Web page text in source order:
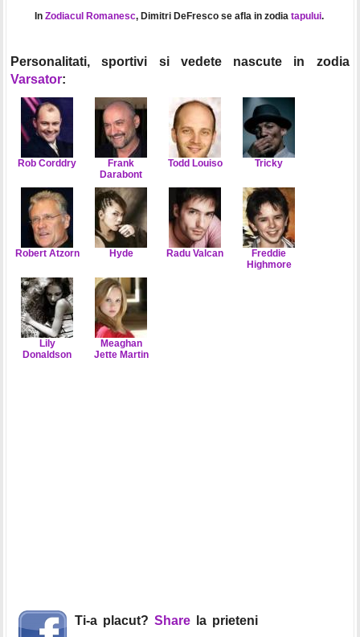
In Zodiacul Romanesc, Dimitri DeFresco se afla in zodia tapului.
Personalitati, sportivi si vedete nascute in zodia
Varsator:
Rob Corddry
Frank
Darabont
Todd Louiso Tricky
Robert Atzorn Hyde Radu Valcan
Freddie
Highmore
Lily
Donaldson
Meaghan
Jette Martin
Ti-a placut? Share la prieteni